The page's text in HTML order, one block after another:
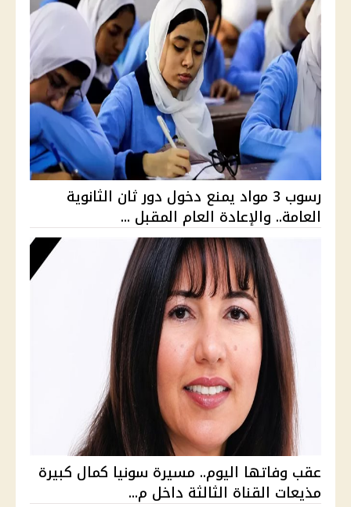
رسوب 3 مواد يمنع دخول دور ثان الثانوية
العامة.. والإعادة العام المقبل ...
عقب وفاتها اليوم.. مسيرة سونيا كمال كبيرة
مذيعات القناة الثالثة داخل م...